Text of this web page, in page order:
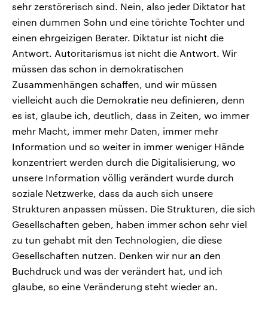
sehr zerstörerisch sind. Nein, also jeder Diktator hat
einen dummen Sohn und eine törichte Tochter und
einen ehrgeizigen Berater. Diktatur ist nicht die
Antwort. Autoritarismus ist nicht die Antwort. Wir
müssen das schon in demokratischen
Zusammenhängen schaffen, und wir müssen
vielleicht auch die Demokratie neu definieren, denn
es ist, glaube ich, deutlich, dass in Zeiten, wo immer
mehr Macht, immer mehr Daten, immer mehr
Information und so weiter in immer weniger Hände
konzentriert werden durch die Digitalisierung, wo
unsere Information völlig verändert wurde durch
soziale Netzwerke, dass da auch sich unsere
Strukturen anpassen müssen. Die Strukturen, die sich
Gesellschaften geben, haben immer schon sehr viel
zu tun gehabt mit den Technologien, die diese
Gesellschaften nutzen. Denken wir nur an den
Buchdruck und was der verändert hat, und ich
glaube, so eine Veränderung steht wieder an.